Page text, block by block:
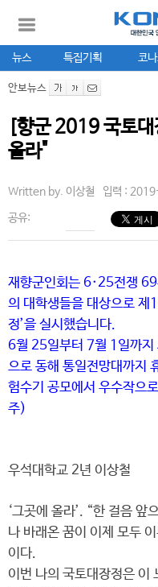
뉴스 특집기획 코
안보뉴스
[향군 2019 국토
올라"
Written by. 이상철 입력 :
공유:
재향군인회는 6·25전쟁
의 대학생들을 대상으로 제
정’을 실시했습니다.
6월 25일부터 7월 1일까지
으로 동해 통일전망대까지
험수기 공모에서 우수작으
주)
우석대학교 2년 이상철
‘그곳에 올라’. “한 걸음 앞
나 바래온 꿈이 이제 모두
이다.
이번 나의 국토대장정은 이